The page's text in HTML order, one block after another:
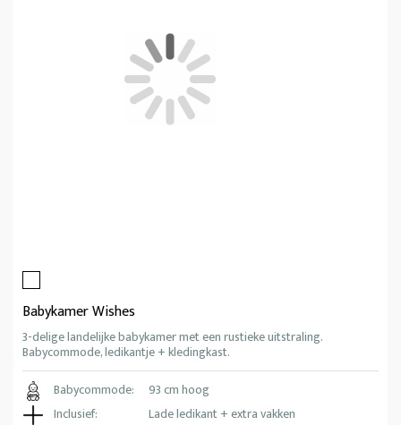
Babykamer Wishes
3-delige landelijke babykamer met een rustieke uitstraling.
Babycommode, ledikantje + kledingkast.
Babycommode:
93 cm hoog
Inclusief:
Lade ledikant + extra vakken